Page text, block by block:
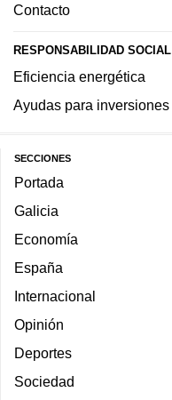
Contacto
RESPONSABILIDAD SOCIAL
Eficiencia energética
Ayudas para inversiones
SECCIONES
Portada
Galicia
Economía
España
Internacional
Opinión
Deportes
Sociedad